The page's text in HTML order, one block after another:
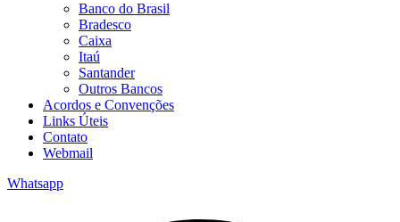
Banco do Brasil
Bradesco
Caixa
Itaú
Santander
Outros Bancos
Acordos e Convenções
Links Úteis
Contato
Webmail
Whatsapp